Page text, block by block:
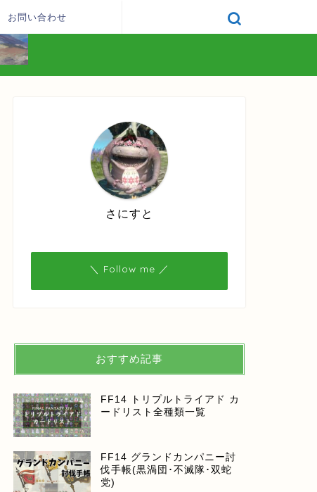
お問い合わせ
さにすと
＼ Follow me ／
おすすめ記事
FF14 トリプルトライアド カ
ードリスト全種類一覧
FF14 グランドカンパニー討
伐手帳(黒渦団･不滅隊･双蛇
党)